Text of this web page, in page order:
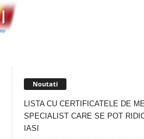
Noutati
LISTA CU CERTIFICATELE DE
SPECIALIST CARE SE POT
IASI